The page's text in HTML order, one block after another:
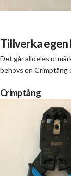
Tillverka
Det går alldeles
behövs en Crimptång
Crimptång